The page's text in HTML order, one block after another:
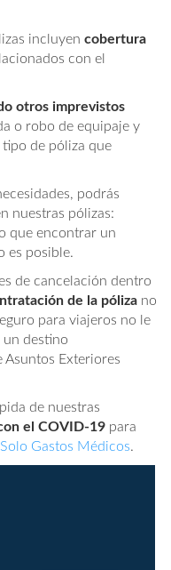
incluyen cobertura
con el
otros imprevistos
o robo de equipaje y
tipo de póliza que
podrás
nuestras pólizas:
que encontrar un
es posible.
de cancelación dentro
de la póliza no
para viajeros no le
un destino
Exteriores
de nuestras
el COVID-19 para
Gastos Médicos.